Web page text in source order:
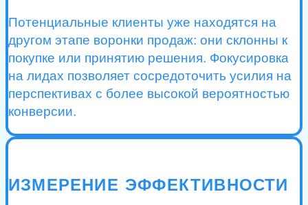
Потенциальные клиенты уже находятся на
другом этапе воронки продаж: они склонны к
покупке или принятию решения. Фокусировка
на лидах позволяет сосредоточить усилия на
перспективах с более высокой вероятностью
конверсии.
ИЗМЕРЕНИЕ ЭФФЕКТИВНОСТИ